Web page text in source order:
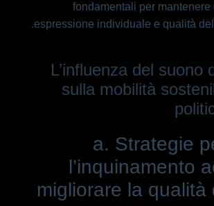
fondamentali per
espressione individuale e qualità
L’influenza del suono
sulla mobilità
a. Strategie
l’inquinamento
migliorare la qualità